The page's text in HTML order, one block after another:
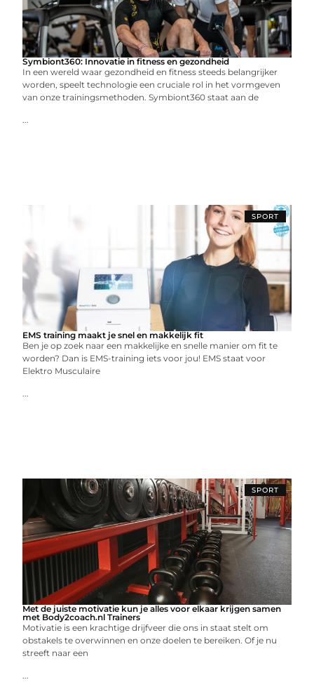
Symbiont360: Innovatie in fitness en gezondheid
In een wereld waar gezondheid en fitness steeds belangrijker
worden, speelt technologie een cruciale rol in het vormgeven
van onze trainingsmethoden. Symbiont360 staat aan de
...
SPORT
EMS training maakt je snel en makkelijk fit
Ben je op zoek naar een makkelijke en snelle manier om fit te
worden? Dan is EMS-training iets voor jou! EMS staat voor
Elektro Musculaire
...
SPORT
Met de juiste motivatie kun je alles voor elkaar krijgen samen
met Body2coach.nl Trainers
Motivatie is een krachtige drijfveer die ons in staat stelt om
obstakels te overwinnen en onze doelen te bereiken. Of je nu
streeft naar een
...